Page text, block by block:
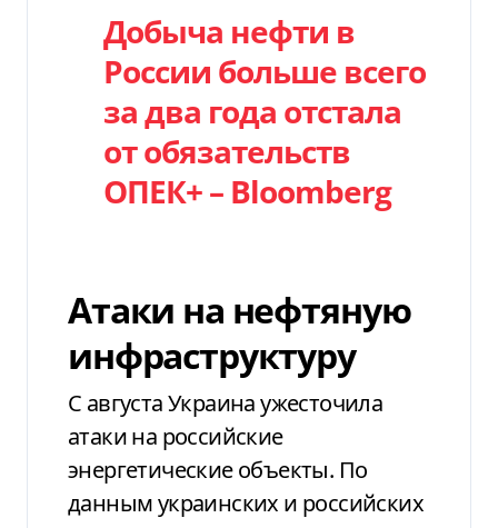
Добыча нефти в
России больше всего
за два года отстала
от обязательств
ОПЕК+ – Bloomberg
Атаки на нефтяную
инфраструктуру
С августа Украина ужесточила
атаки на российские
энергетические объекты. По
данным украинских и российских